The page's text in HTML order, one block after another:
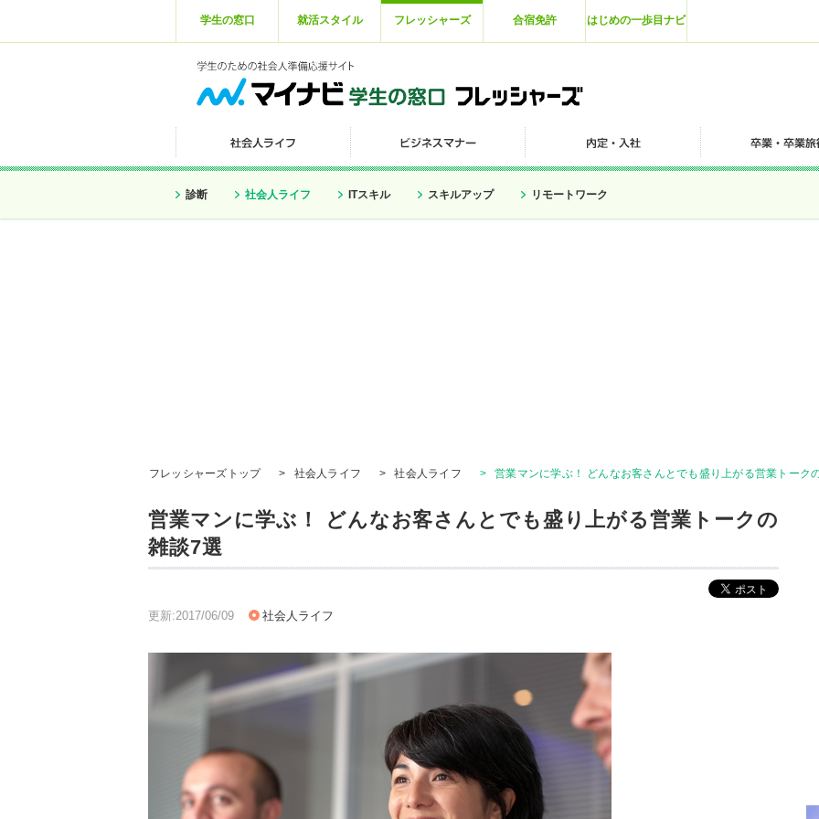
学生の窓口 就活スタイル フレッシャーズ 合宿免許 はじめの一歩目ナビ
診断 社会人ライフ ITスキル スキルアップ リモートワーク
フレッシャーズトップ > 社会人ライフ > 社会人ライフ > 営業マンに学ぶ！ どんなお客さんとでも盛り上がる営業トーク
営業マンに学ぶ！ どんなお客さんとでも盛り上がる営業トークの
雑談7選
更新:2017/06/09 社会人ライフ